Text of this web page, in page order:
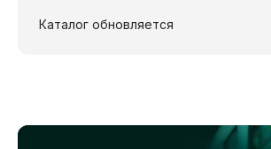
Каталог обновляется